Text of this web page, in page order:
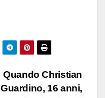
Quando Christian
Guardino, 16 anni,